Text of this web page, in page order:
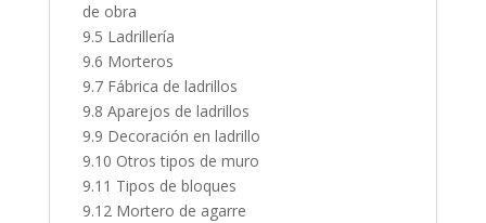
de obra
9.5 Ladrillería
9.6 Morteros
9.7 Fábrica de ladrillos
9.8 Aparejos de ladrillos
9.9 Decoración en ladrillo
9.10 Otros tipos de muro
9.11 Tipos de bloques
9.12 Mortero de agarre